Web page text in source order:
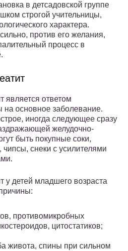
в детсадовской группе
строгой учительницы,
характера.
против его желания,
процесс в
является ответом
на основное заболевание.
иногда следующее сразу
желудочно-
быть покупные соки,
чипсы, снеки с усилителями
у детей младшего возраста
противомикробных
цитостатиков;
живота, спины при сильном